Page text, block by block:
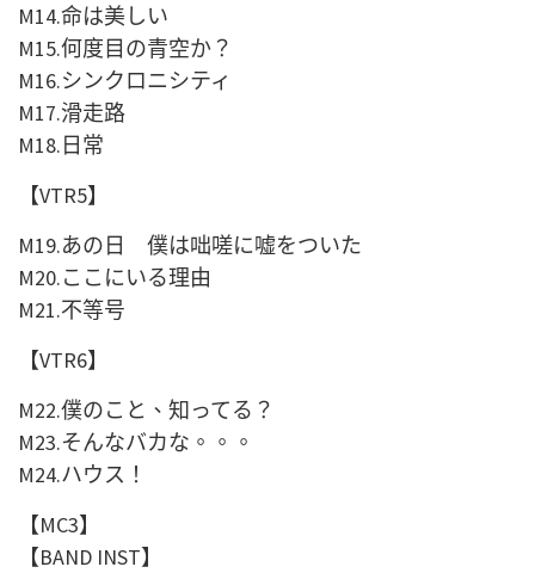
M14.命は美しい
M15.何度目の青空か？
M16.シンクロニシティ
M17.滑走路
M18.日常
【VTR5】
M19.あの日 僕は咄嗟に嘘をついた
M20.ここにいる理由
M21.不等号
【VTR6】
M22.僕のこと、知ってる？
M23.そんなバカな。。。
M24.ハウス！
【MC3】
【BAND INST】